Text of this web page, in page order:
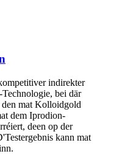
indirekter
bei där
mat Kolloidgold
dem Iprodion-
deen op der
kann mat